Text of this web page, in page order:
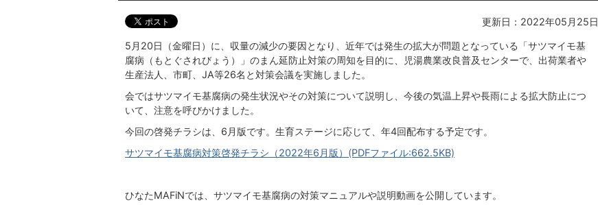
更新日：2022年05月25日
5月20日（金曜日）に、収量の減少の要因となり、近年では発生の拡大が問題となっている「サツマイモ基
腐病（もとぐされびょう）」のまん延防止対策の周知を目的に、児湯農業改良普及センターで、出荷業者や
生産法人、市町、JA等26名と対策会議を実施しました。
会ではサツマイモ基腐病の発生状況やその対策について説明し、今後の気温上昇や長雨による拡大防止につ
いて、注意を呼びかけました。
今回の啓発チラシは、6月版です。生育ステージに応じて、年4回配布する予定です。
サツマイモ基腐病対策啓発チラシ（2022年6月版）(PDFファイル:662.5KB)
ひなたMAFiNでは、サツマイモ基腐病の対策マニュアルや説明動画を公開しています。